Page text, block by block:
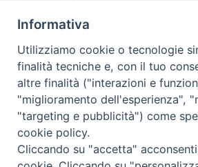
Informativa
Utilizziamo cookie o tecnologie
finalità tecniche e, con il tuo
altre finalità ("interazioni e
"miglioramento dell'esperienza",
"targeting e pubblicità") come
cookie policy.
Cliccando su "accetta"